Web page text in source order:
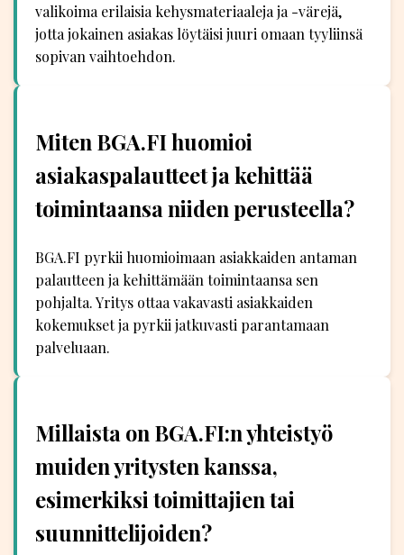
valikoima erilaisia kehysmateriaaleja ja -värejä,
jotta jokainen asiakas löytäisi juuri omaan tyyliinsä
sopivan vaihtoehdon.
Miten BGA.FI huomioi
asiakaspalautteet ja kehittää
toimintaansa niiden perusteella?
BGA.FI pyrkii huomioimaan asiakkaiden antaman
palautteen ja kehittämään toimintaansa sen
pohjalta. Yritys ottaa vakavasti asiakkaiden
kokemukset ja pyrkii jatkuvasti parantamaan
palveluaan.
Millaista on BGA.FI:n yhteistyö
muiden yritysten kanssa,
esimerkiksi toimittajien tai
suunnittelijoiden?